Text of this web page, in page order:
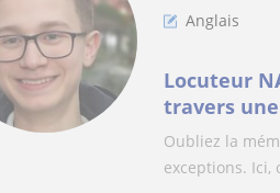
Anglais
Locuteur
travers
Oubliez la
exceptions. Ici,